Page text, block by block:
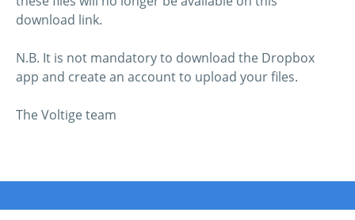
download link.
N.B. It is not mandatory to download the Dropbox
app and create an account to upload your files.
The Voltige team